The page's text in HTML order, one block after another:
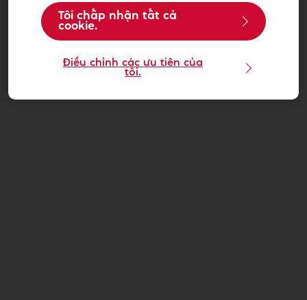
Tôi chấp nhận tất cả
cookie.
Điều chỉnh các ưu tiên của
tôi.